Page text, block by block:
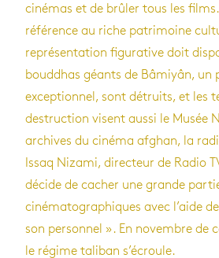
cinémas et de brûler tous les
référence au riche patrimoine
représentation figurative doit
bouddhas géants de Bâmiyân, un
exceptionnel, sont détruits, et les
destruction visent aussi le Musée
archives du cinéma afghan, la
Issaq Nizami, directeur de Radio
décide de cacher une grande
cinématographiques avec l’aide
son personnel ». En novembre de
le régime taliban s’écroule.